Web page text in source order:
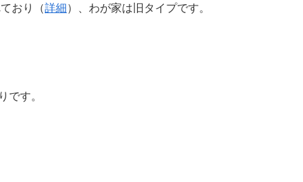
おり（詳細）、わが家は旧タイプです。
です。